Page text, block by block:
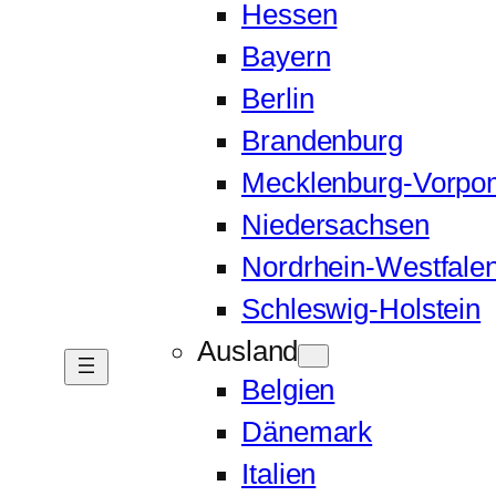
Hessen
Bayern
Berlin
Brandenburg
Mecklenburg-
Niedersachsen
Nordrhein-
Schleswig-Holstein
Ausland
Belgien
Dänemark
Italien